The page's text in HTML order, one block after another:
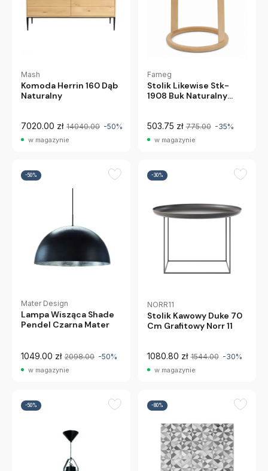
Mash
Komoda Herrin 160 Dąb
Naturalny
7020.00 zł 14040.00 -50%
w magazynie
Fameg
Stolik Likewise Stk-
1908 Buk Naturalny
503.75 zł 775.00 -35%
w magazynie
-50%
Mater Design
Lampa Wisząca Shade
Pendel Czarna Mater
1049.00 zł 2098.00 -50%
w magazynie
-30%
NORR11
Stolik Kawowy Duke 70
Cm Grafitowy Norr 11
1080.80 zł 1544.00 -30%
w magazynie
-50% -80%